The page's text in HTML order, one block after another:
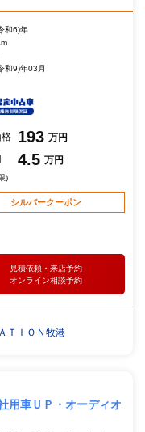
和6)年
和9)年03月
193 万円
4.5 万円
)
シルバークーポン
見積依頼・ 来店予約
オンライン相談予約
ＴＩＯＮ牧港
用車ＵＰ・オーディオ